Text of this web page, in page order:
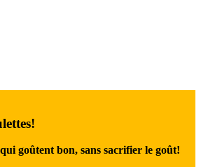
goûtent bon, sans sacrifier le goût!